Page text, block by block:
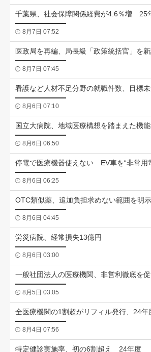
千葉県、社会保障関係経費が4.6％増 25
8月7日 07:52
医政局を再編、局長級「政策統括官」を
8月7日 07:45
看護など人材不足分野の就職件数、目標
8月6日 07:10
国立大病院、地域医療構想を踏まえた機
8月6日 06:50
停電で医療機器使えない EV車を“非常用
8月6日 06:25
OTC類似薬、追加負担求めない範囲を明示
8月6日 04:45
労災病院、経常損失13億円
8月6日 03:00
一般社団法人の医療機関、非営利徹底を
8月5日 03:05
全医療機関の1割超がリフィル発行、24年
8月4日 07:56
特定健診実施率、初の6割超え 24年度